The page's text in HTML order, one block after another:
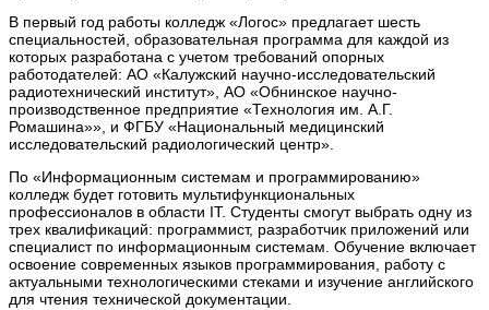
В первый год работы колледж «Логос» предлагает шесть
специальностей, образовательная программа для каждой из
которых разработана с учетом требований опорных
работодателей: АО «Калужский научно-исследовательский
радиотехнический институт», АО «Обнинское научно-
производственное предприятие «Технология им. А.Г.
Ромашина»», и ФГБУ «Национальный медицинский
исследовательский радиологический центр».
По «Информационным системам и программированию»
колледж будет готовить мультифункциональных
профессионалов в области IT. Студенты смогут выбрать одну из
трех квалификаций: программист, разработчик приложений или
специалист по информационным системам. Обучение включает
освоение современных языков программирования, работу с
актуальными технологическими стеками и изучение английского
для чтения технической документации.